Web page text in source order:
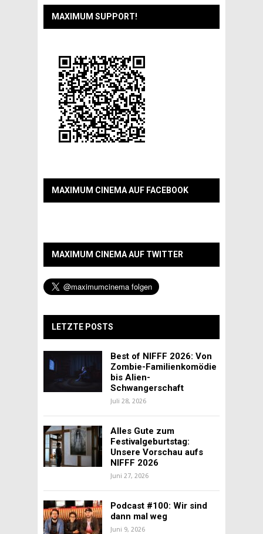
MAXIMUM SUPPORT!
MAXIMUM CINEMA AUF FACEBOOK
MAXIMUM CINEMA AUF TWITTER
LETZTE POSTS
Best of NIFFF 2026: Von
Zombie-Familienkomödie
bis Alien-
Schwangerschaft
Juli 28, 2026
Alles Gute zum
Festivalgeburtstag:
Unsere Vorschau aufs
NIFFF 2026
Juni 27, 2026
Podcast #100: Wir sind
dann mal weg
Juni 9, 2026